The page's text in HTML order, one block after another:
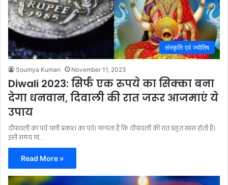
संस्कृति एवं ज्योतिष
Soumya Kumari November 11, 2023
Diwali 2023: सिर्फ एक रुपये का सिक्का बना
देगा धनवान, दिवाली की रात जरूर आजमाएं ये
उपाय
दीपावली का पर्व यानी प्रकाश का पर्व। मान्यता है कि दीपावली की रात बहुत खास होती है।
इसी समय मां…
Read More »